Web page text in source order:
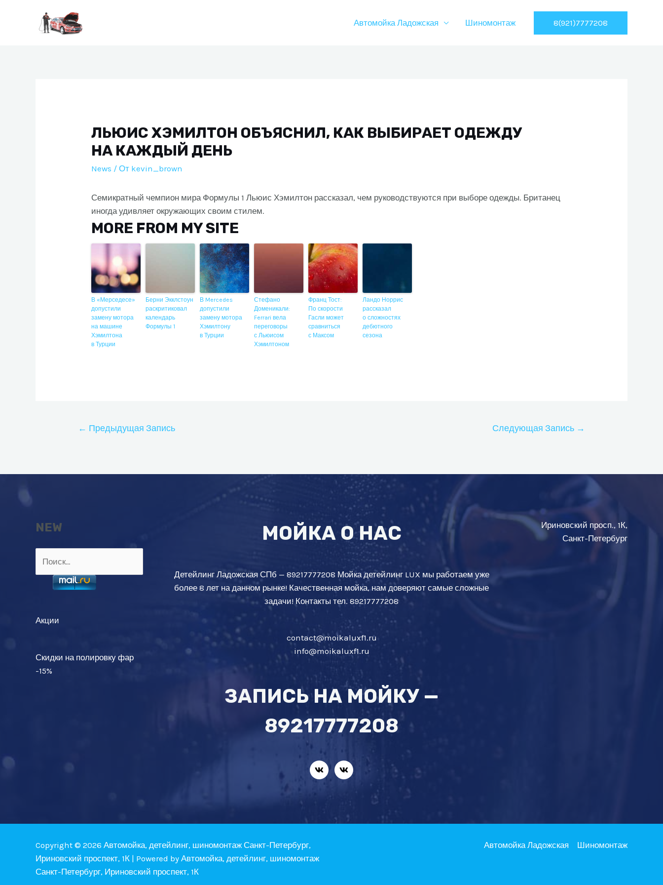
содержимому
Автомойка Ладожская Шиномонтаж 8(921)7777208
ЛЬЮИС ХЭМИЛТОН ОБЪЯСНИЛ, КАК ВЫБИРАЕТ ОДЕЖДУ
НА КАЖДЫЙ ДЕНЬ
News / От kevin_brown
Семикратный чемпион мира Формулы 1 Льюис Хэмилтон рассказал, чем руководствуются при выборе одежды. Британец
иногда удивляет окружающих своим стилем.
MORE FROM MY SITE
В «Мерседесе»
допустили
замену мотора
на машине
Хэмилтона
в Турции
Берни Экклстоун
раскритиковал
календарь
Формулы 1
В Mercedes
допустили
замену мотора
Хэмилтону
в Турции
Стефано
Доменикали:
Ferrari вела
переговоры
с Льюисом
Хэмилтоном
Франц Тост:
По скорости
Гасли может
сравниться
с Максом
Ландо Норрис
рассказал
о сложностях
дебютного
сезона
Навигация
← Предыдущая Запись Следующая Запись →
NEW
Акции
Скидки на полировку фар
-15%
МОЙКА О НАС
Детейлинг Ладожская СПб — 89217777208 Мойка детейлинг LUX мы работаем уже
более 8 лет на данном рынке! Качественная мойка, нам доверяют самые сложные
задачи! Контакты тел. 89217777208
contact@moikaluxf1.ru
info@moikaluxf1.ru
ЗАПИСЬ НА МОЙКУ —
89217777208
Ириновский просп., 1К,
Санкт-Петербург
Copyright © 2026 Автомойка, детейлинг, шиномонтаж Санкт-Петербург,
Ириновский проспект, 1К | Powered by Автомойка, детейлинг, шиномонтаж
Санкт-Петербург, Ириновский проспект, 1К
Автомойка Ладожская Шиномонтаж